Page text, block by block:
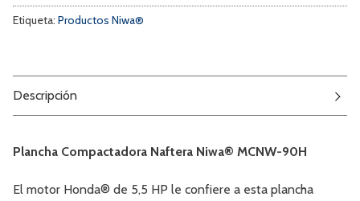
Etiqueta: Productos Niwa®
Descripción
Plancha Compactadora Naftera Niwa® MCNW-90H
El motor Honda® de 5,5 HP le confiere a esta plancha